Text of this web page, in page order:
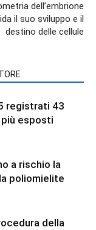
dell’embrione
il suo sviluppo e il
destino delle cellule
registrati 43
esposti
a rischio la
poliomielite
della